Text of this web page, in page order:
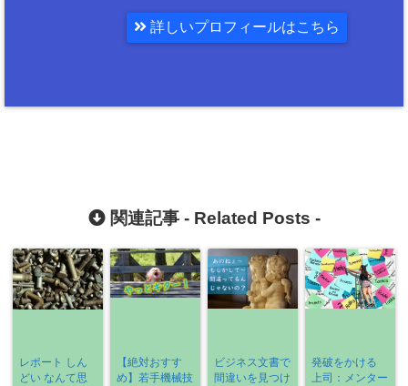
詳しいプロフィールはこちら
関連記事 - Related Posts -
レポート しん
どい なんて思
【絶対おすす
め】若手機械技
ビジネス文書で
間違いを見つけ
発破をかける
上司：メンター